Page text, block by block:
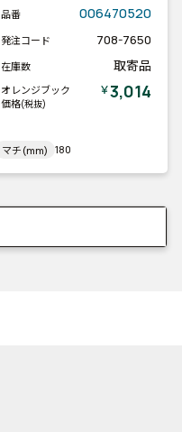
品番 006470520
発注コード 708-7650
在庫数 取寄品
オレンジブック
価格(税抜)
￥3,014
マチ(mm) 180